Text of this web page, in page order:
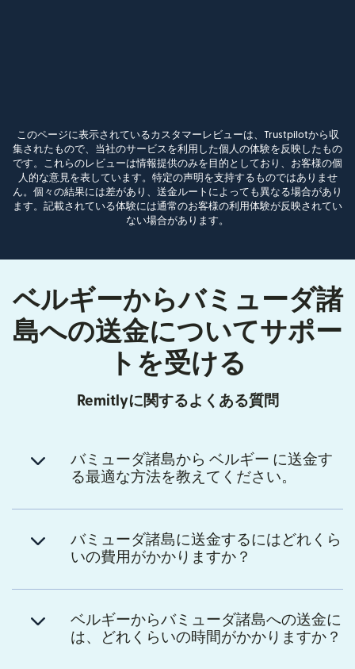
このページに表示されているカスタマーレビューは、Trustpilotから収
集されたもので、当社のサービスを利用した個人の体験を反映したもの
です。これらのレビューは情報提供のみを目的としており、お客様の個
人的な意見を表しています。特定の声明を支持するものではありませ
ん。個々の結果には差があり、送金ルートによっても異なる場合があり
ます。記載されている体験には通常のお客様の利用体験が反映されてい
ない場合があります。
ベルギーからバミューダ諸
島への送金についてサポー
トを受ける
Remitlyに関するよくある質問
バミューダ諸島から ベルギー に送金す
る最適な方法を教えてください。
バミューダ諸島に送金するにはどれくら
いの費用がかかりますか？
ベルギーからバミューダ諸島への送金に
は、どれくらいの時間がかかりますか？